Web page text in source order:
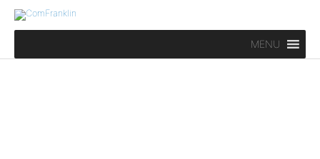
MENU